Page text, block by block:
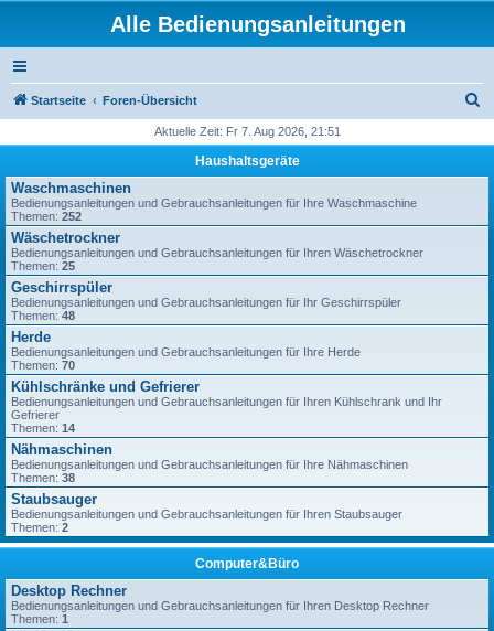
Alle Bedienungsanleitungen
Startseite Foren-Übersicht
h
Aktuelle Zeit: Fr 7. Aug 2026, 21:51
Haushaltsgeräte
Waschmaschinen
Bedienungsanleitungen und Gebrauchsanleitungen für Ihre Waschmaschine
Themen: 252
Wäschetrockner
Bedienungsanleitungen und Gebrauchsanleitungen für Ihren Wäschetrockner
Themen: 25
Geschirrspüler
Bedienungsanleitungen und Gebrauchsanleitungen für Ihr Geschirrspüler
Themen: 48
Herde
Bedienungsanleitungen und Gebrauchsanleitungen für Ihre Herde
Themen: 70
Kühlschränke und Gefrierer
Bedienungsanleitungen und Gebrauchsanleitungen für Ihren Kühlschrank und Ihr
Gefrierer
Themen: 14
Nähmaschinen
Bedienungsanleitungen und Gebrauchsanleitungen für Ihre Nähmaschinen
Themen: 38
Staubsauger
Bedienungsanleitungen und Gebrauchsanleitungen für Ihren Staubsauger
Themen: 2
Computer&Büro
Desktop Rechner
Bedienungsanleitungen und Gebrauchsanleitungen für Ihren Desktop Rechner
Themen: 1